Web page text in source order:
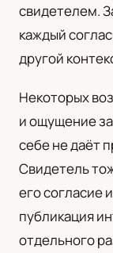
свидетелем.
каждый
другой
Некоторых
и ощущение
себе не даёт
Свидетель
его согласие
публикация
отдельного